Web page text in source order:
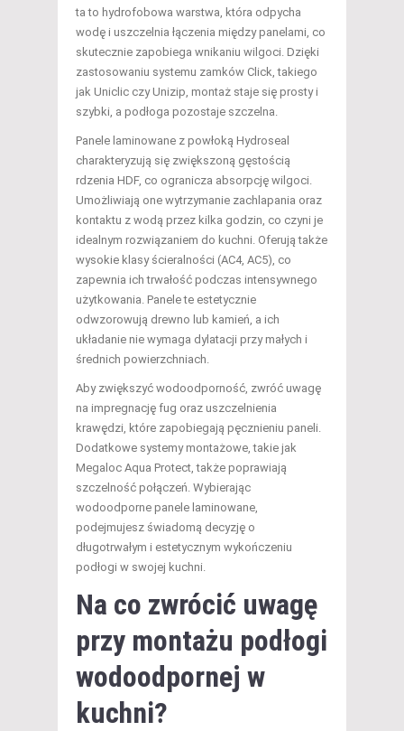
ta to hydrofobowa warstwa, która odpycha
wodę i uszczelnia łączenia między panelami, co
skutecznie zapobiega wnikaniu wilgoci. Dzięki
zastosowaniu systemu zamków Click, takiego
jak Uniclic czy Unizip, montaż staje się prosty i
szybki, a podłoga pozostaje szczelna.
Panele laminowane z powłoką Hydroseal
charakteryzują się zwiększoną gęstością
rdzenia HDF, co ogranicza absorpcję wilgoci.
Umożliwiają one wytrzymanie zachlapania oraz
kontaktu z wodą przez kilka godzin, co czyni je
idealnym rozwiązaniem do kuchni. Oferują także
wysokie klasy ścieralności (AC4, AC5), co
zapewnia ich trwałość podczas intensywnego
użytkowania. Panele te estetycznie
odwzorowują drewno lub kamień, a ich
układanie nie wymaga dylatacji przy małych i
średnich powierzchniach.
Aby zwiększyć wodoodporność, zwróć uwagę
na impregnację fug oraz uszczelnienia
krawędzi, które zapobiegają pęcznieniu paneli.
Dodatkowe systemy montażowe, takie jak
Megaloc Aqua Protect, także poprawiają
szczelność połączeń. Wybierając
wodoodporne panele laminowane,
podejmujesz świadomą decyzję o
długotrwałym i estetycznym wykończeniu
podłogi w swojej kuchni.
Na co zwrócić uwagę
przy montażu podłogi
wodoodpornej w
kuchni?